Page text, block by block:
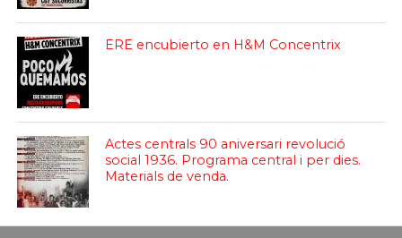
ERE encubierto en H&M Concentrix
Actes centrals 90 aniversari revolució
social 1936. Programa central i per dies.
Materials de venda.